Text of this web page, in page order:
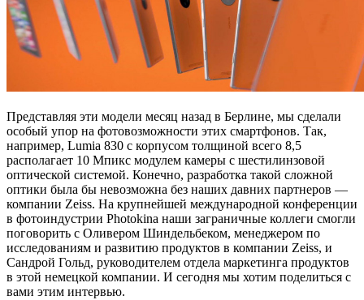
Представляя эти модели месяц назад в Берлине, мы сделали
особый упор на фотовозможности этих смартфонов. Так,
например, Lumia 830 с корпусом толщиной всего 8,5
располагает 10 Мпикс модулем камеры с шестилинзовой
оптической системой. Конечно, разработка такой сложной
оптики была бы невозможна без наших давних партнеров —
компании Zeiss. На крупнейшей международной конференции
в фотоиндустрии Photokina наши заграничные коллеги смогли
поговорить с Оливером Шиндельбеком, менеджером по
исследованиям и развитию продуктов в компании Zeiss, и
Сандрой Гольд, руководителем отдела маркетинга продуктов
в этой немецкой компании. И сегодня мы хотим поделиться с
вами этим интервью.